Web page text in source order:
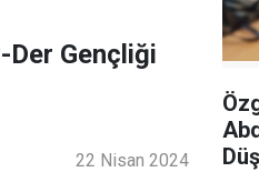
Der Gençliği
22 Nisan 2024